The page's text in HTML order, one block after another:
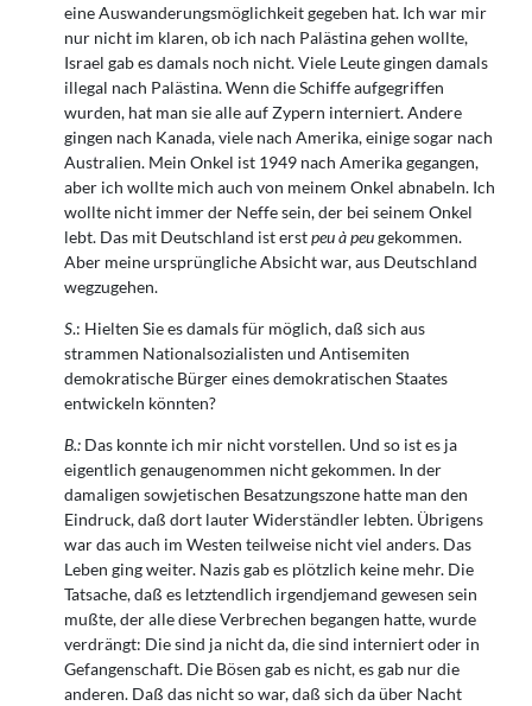
eine Auswanderungsmöglichkeit gegeben hat. Ich war mir
nur nicht im klaren, ob ich nach Palästina gehen wollte,
Israel gab es damals noch nicht. Viele Leute gingen damals
illegal nach Palästina. Wenn die Schiffe aufgegriffen
wurden, hat man sie alle auf Zypern interniert. Andere
gingen nach Kanada, viele nach Amerika, einige sogar nach
Australien. Mein Onkel ist 1949 nach Amerika gegangen,
aber ich wollte mich auch von meinem Onkel abnabeln. Ich
wollte nicht immer der Neffe sein, der bei seinem Onkel
lebt. Das mit Deutschland ist erstpeu à peugekommen.
Aber meine ursprüngliche Absicht war, aus Deutschland
wegzugehen.
S.: Hielten Sie es damals für möglich, daß sich aus
strammen Nationalsozialisten und Antisemiten
demokratische Bürger eines demokratischen Staates
entwickeln könnten?
B.: Das konnte ich mir nicht vorstellen. Und so ist es ja
eigentlich genaugenommen nicht gekommen. In der
damaligen sowjetischen Besatzungszone hatte man den
Eindruck, daß dort lauter Widerständler lebten. Übrigens
war das auch im Westen teilweise nicht viel anders. Das
Leben ging weiter. Nazis gab es plötzlich keine mehr. Die
Tatsache, daß es letztendlich irgendjemand gewesen sein
mußte, der alle diese Verbrechen begangen hatte, wurde
verdrängt: Die sind ja nicht da, die sind interniert oder in
Gefangenschaft. Die Bösen gab es nicht, es gab nur die
anderen. Daß das nicht so war, daß sich da über Nacht